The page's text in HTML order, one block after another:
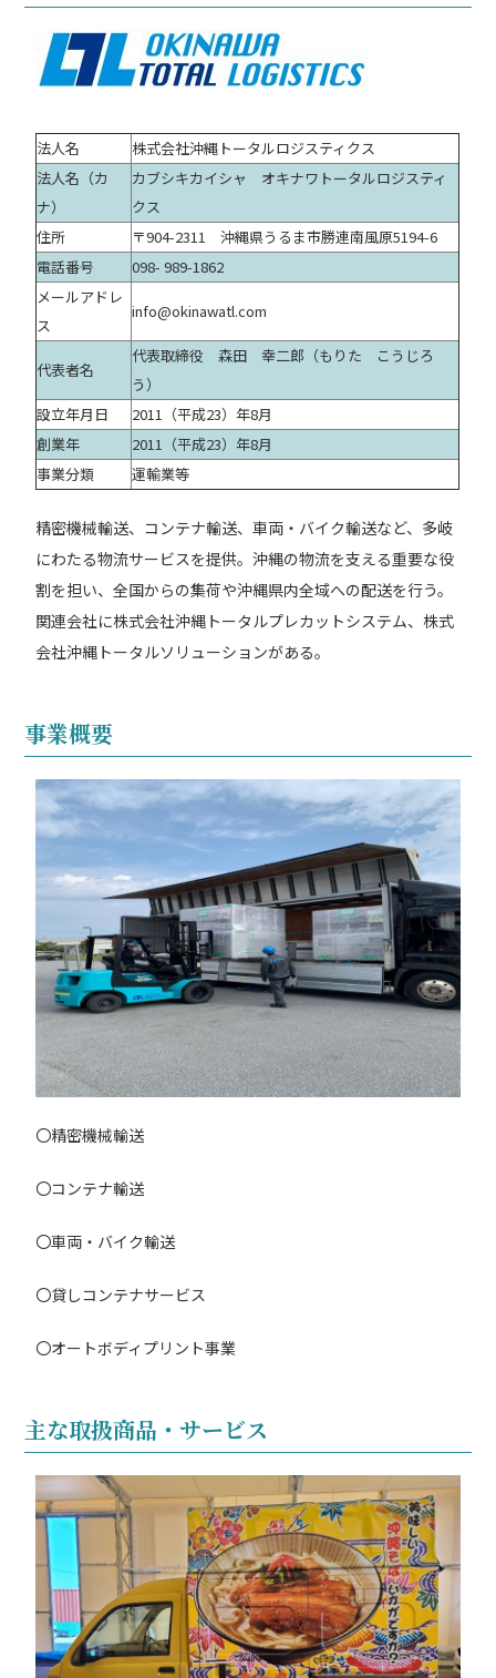
法人名
株式会社沖縄トータルロジスティクス
法人名（カ
ナ）
カブシキカイシャ オキナワトータルロジスティ
クス
住所
〒904-2311 沖縄県うるま市勝連南風原5194-6
電話番号
098- 989-1862
メールアドレ
ス
info@okinawatl.com
代表者名
代表取締役 森田 幸二郎（もりた こうじろ
う）
設立年月日
2011（平成23）年8月
創業年
2011（平成23）年8月
事業分類
運輸業等
精密機械輸送、コンテナ輸送、車両・バイク輸送など、多岐
にわたる物流サービスを提供。沖縄の物流を支える重要な役
割を担い、全国からの集荷や沖縄県内全域への配送を行う。
関連会社に株式会社沖縄トータルプレカットシステム、株式
会社沖縄トータルソリューションがある。
事業概要
〇精密機械輸送
〇コンテナ輸送
〇車両・バイク輸送
〇貸しコンテナサービス
〇オートボディプリント事業
主な取扱商品・サービス